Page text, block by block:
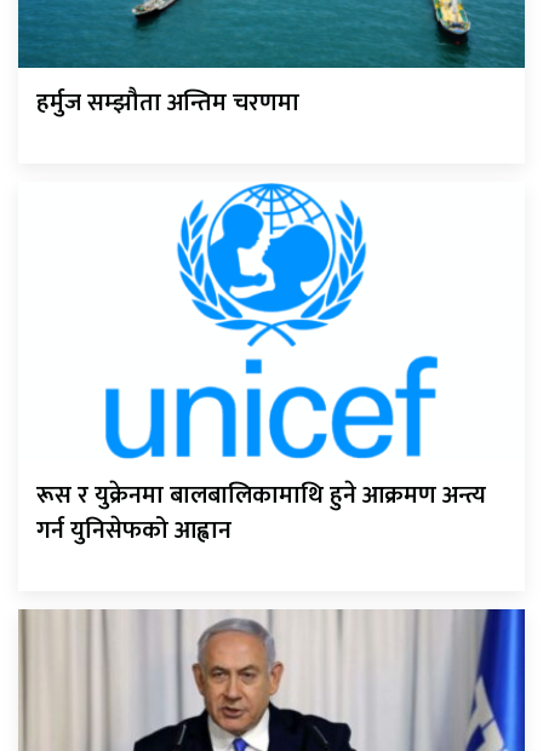
हर्मुज सम्झौता अन्तिम चरणमा
रूस र युक्रेनमा बालबालिकामाथि हुने आक्रमण अन्त्य
गर्न युनिसेफको आह्वान